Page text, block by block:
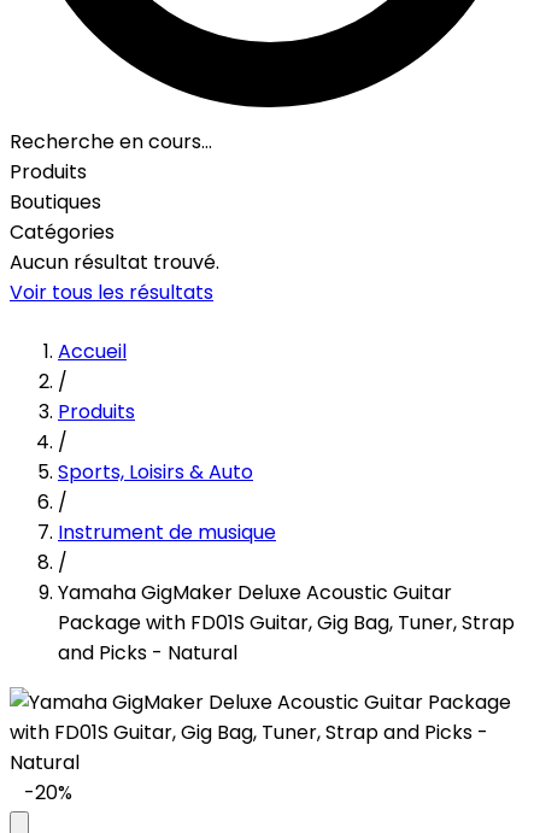
Recherche en cours…
Produits
Boutiques
Catégories
Aucun résultat trouvé.
Voir tous les résultats
Accueil
/
Produits
/
Sports, Loisirs & Auto
/
Instrument de musique
/
Yamaha GigMaker Deluxe Acoustic Guitar
Package with FD01S Guitar, Gig Bag, Tuner, Strap
and Picks - Natural
-20%